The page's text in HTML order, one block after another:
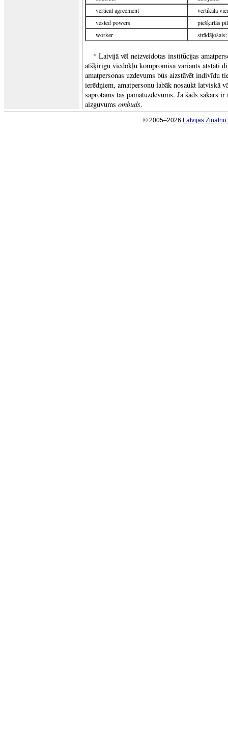
vertical agreement
vertikāla
vested powers
piešķirtās
worker
* Latvijā vēl neizveidotas institūcijas
atšķirīgu viedokļu kompromisa variants atstāti
amatpersonas uzdevums būs aizstāvēt indivīdu
ierēdņiem, amatpersonu labāk nosaukt latviskā
saprotams tās pamatuzdevums. Ja šāds sakars
aizguvums ombuds.
© 2005–2026 Latvijas